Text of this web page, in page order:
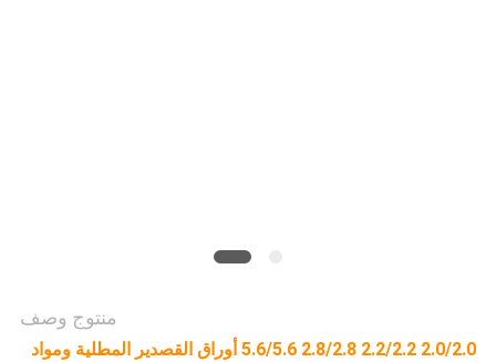
منتوج وصف
2.0/2.0 2.2/2.2 2.8/2.8 5.6/5.6 أوراق القصدير المطلية ومواد